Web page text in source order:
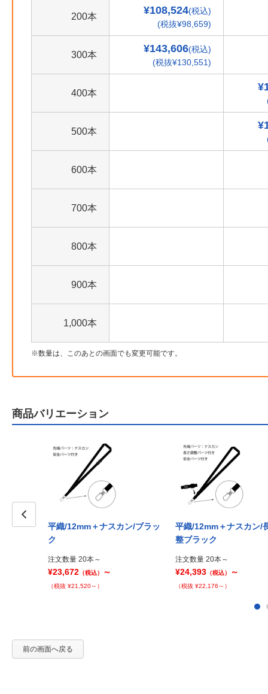
200本
¥108,524(税込)
(税抜¥98,659)
300本
¥143,606(税込)
(税抜¥130,551)
400本
500本
600本
700本
800本
900本
1,000本
数量は、このあとの画面でも変更可能です。
商品バリエーション
平織/12mm＋ナスカン/ブラッ
ク
注文数量 20本～
¥23,672 （税込） ～
（税抜 ¥21,520～）
平織/12mm＋ナスカン/
整ブラック
注文数量 20本～
¥24,393 （税込） ～
（税抜 ¥22,176～）
前の画面へ戻る